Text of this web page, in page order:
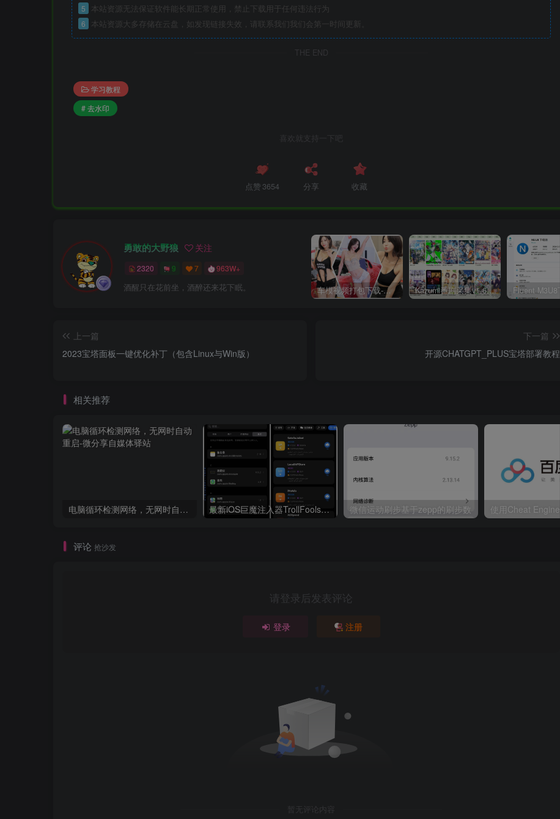
5 本站资源无法保证软件能长期正常使用，禁止下载用于任何违法行为
6 本站资源大多存储在云盘，如发现链接失效，请联系我们我们会第一时间更新。
THE END
学习教程
# 去水印
喜欢就支持一下吧
点赞 3654 分享 收藏
勇敢的大野狼 关注
2320 9 7 963W+
酒醒只在花前坐，酒醉还来花下眠。 车模视频打包下载-高清无水印版 Kazumi番剧采集v1.6.9：支持自定义规则+在线观看+弹幕，跨平台下载
上一篇
2023宝塔面板一键优化补丁（包含Linux与Win版）
下一篇
开源CHATGPT_PLUS宝塔部署教程
相关推荐
电脑循环检测网络，无网时自动重启 最新iOS巨魔注入器TrollFools 3.7-1.2 神器，苹果商店App更新后无需重新注入 微信运动刷步基于zepp的刷步数
评论 抢沙发
请登录后发表评论
登录 注册
暂无评论内容